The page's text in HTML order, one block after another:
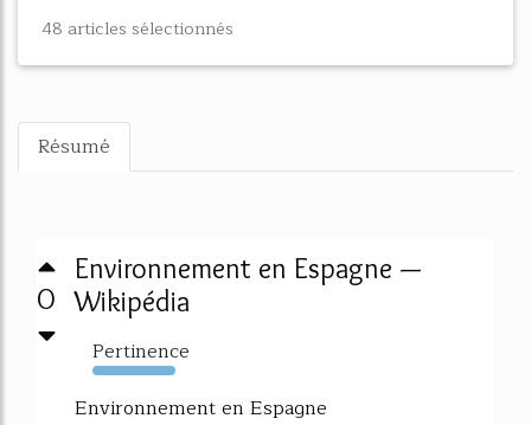
48 articles sélectionnés
Résumé
0
Environnement en Espagne —
Wikipédia
Pertinence
2631%
Environnement en Espagne